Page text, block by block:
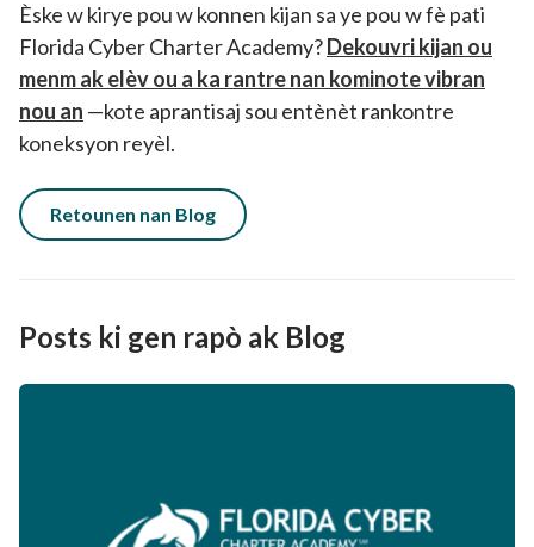
Èske w kirye pou w konnen kijan sa ye pou w fè pati
Florida Cyber ​​Charter Academy?Dekouvri kijan ou
menm ak elèv ou a ka rantre nan kominote vibran
nou an —kote aprantisaj sou entènèt rankontre
koneksyon reyèl.
Retounen nan Blog
Posts ki gen rapò ak Blog